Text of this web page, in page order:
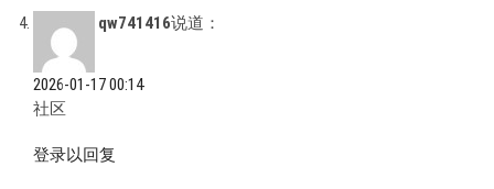
qw741416说道：
2026-01-17 00:14
社区
登录以回复